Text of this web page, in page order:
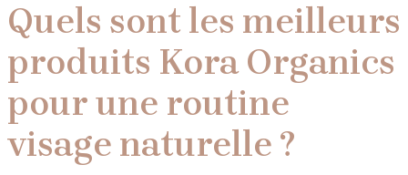
Quels sont les meilleurs
produits Kora Organics
pour une routine
visage naturelle ?